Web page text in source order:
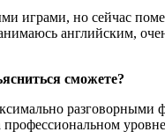
играми, но сейчас
английским,
сможете?
разговорными
профессиональном